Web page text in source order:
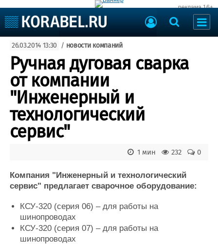
реклама 16+
Судоходство
Судоремонт
События
Пресс-релизы
Порты
Рыболовство
ВМФ
Яхты и катера
Еще
Судостроение
Компании
Репутация
Работа
Крюинг
Журнал
Реклама
Доска объявлений
Оборудование
Изделия
Материалы
26.03.2014 13:30 / новости компаний
Ручная дуговая сварка
от компании
"Инженерный и
технологический
сервис"
0
232
1 мин
Компания "Инженерный и технологический
сервис" предлагает сварочное оборудование:
КСУ-320 (серия 06) – для работы на
шинопроводах
КСУ-320 (серия 07) – для работы на
шинопроводах